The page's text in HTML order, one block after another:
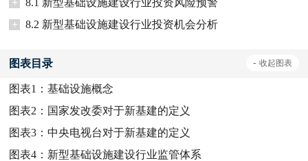
+
8.2 新型基础设施建设行业投资机会分析
图表目录 - 收起图表
图表1：基础设施概念
图表2： 国家发改委对于新基建的定义
图表3：中央电视台对于新基建的定义
图表4： 新型基础设施建设行业监管体系